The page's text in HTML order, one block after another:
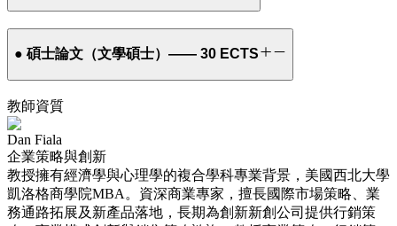
● 碩士論文（文學碩士）—— 30 ECTS
教師資質
Dan Fiala
企業策略與創新
教授擁有經濟學與心理學的複合學科專業背景，美國西北大學
凱洛格商學院MBA。資深商業專家，擅長國際市場策略、業
務通路拓展及新產品落地，長期為創新新創公司提供行銷策